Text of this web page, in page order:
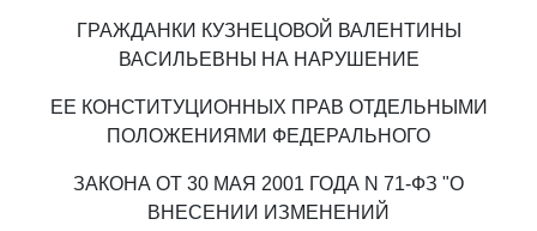
ГРАЖДАНКИ КУЗНЕЦОВОЙ ВАЛЕНТИНЫ
ВАСИЛЬЕВНЫ НА НАРУШЕНИЕ
ЕЕ КОНСТИТУЦИОННЫХ ПРАВ ОТДЕЛЬНЫМИ
ПОЛОЖЕНИЯМИ ФЕДЕРАЛЬНОГО
ЗАКОНА ОТ 30 МАЯ 2001 ГОДА N 71-ФЗ "О
ВНЕСЕНИИ ИЗМЕНЕНИЙ